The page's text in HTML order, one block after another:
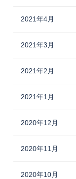
2021年4月
2021年3月
2021年2月
2021年1月
2020年12月
2020年11月
2020年10月